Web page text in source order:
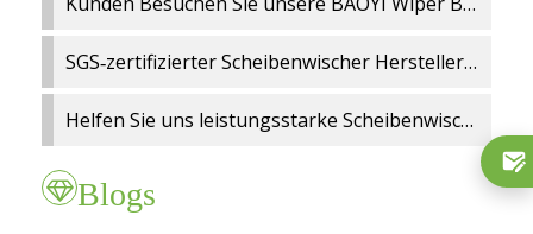
SGS‑zertifizierter Scheibenwischer Hersteller – BAOYI® erhält den Status als verifizierter Lieferant
Helfen Sie uns leistungsstarke Scheibenwischer für Ihren Markt zu entwickeln
Blogs